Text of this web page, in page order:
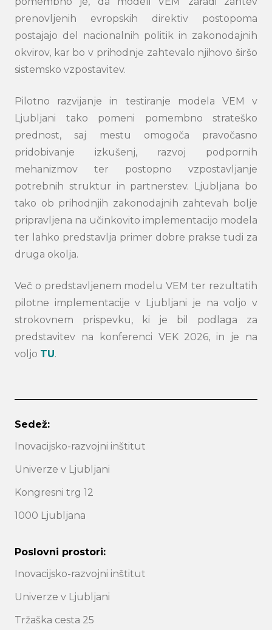
prenovljenih evropskih direktiv postopoma
postajajo del nacionalnih politik in zakonodajnih
okvirov, kar bo v prihodnje zahtevalo njihovo širšo
sistemsko vzpostavitev.
Pilotno razvijanje in testiranje modela VEM v
Ljubljani tako pomeni pomembno strateško
prednost, saj mestu omogoča pravočasno
pridobivanje izkušenj, razvoj podpornih
mehanizmov ter postopno vzpostavljanje
potrebnih struktur in partnerstev. Ljubljana bo
tako ob prihodnjih zakonodajnih zahtevah bolje
pripravljena na učinkovito implementacijo modela
ter lahko predstavlja primer dobre prakse tudi za
druga okolja.
Več o predstavljenem modelu VEM ter rezultatih
pilotne implementacije v Ljubljani je na voljo v
strokovnem prispevku, ki je bil podlaga za
predstavitev na konferenci VEK 2026, in je na
voljo TU.
Sedež:
Inovacijsko-razvojni inštitut
Univerze v Ljubljani
Kongresni trg 12
1000 Ljubljana
Poslovni prostori:
Inovacijsko-razvojni inštitut
Univerze v Ljubljani
Tržaška cesta 25